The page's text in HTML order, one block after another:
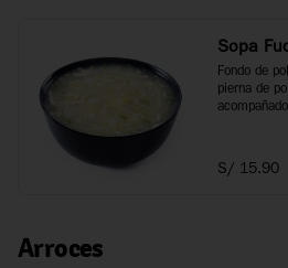
Sopa
Fondo de
pierna de
S/ 15.90
Arroces